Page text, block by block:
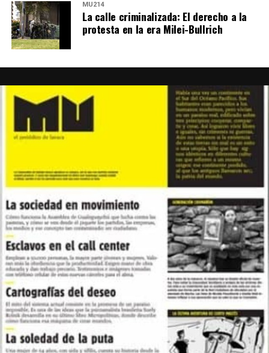
MU214
La calle criminalizada: El derecho a la
protesta en la era Milei-Bullrich